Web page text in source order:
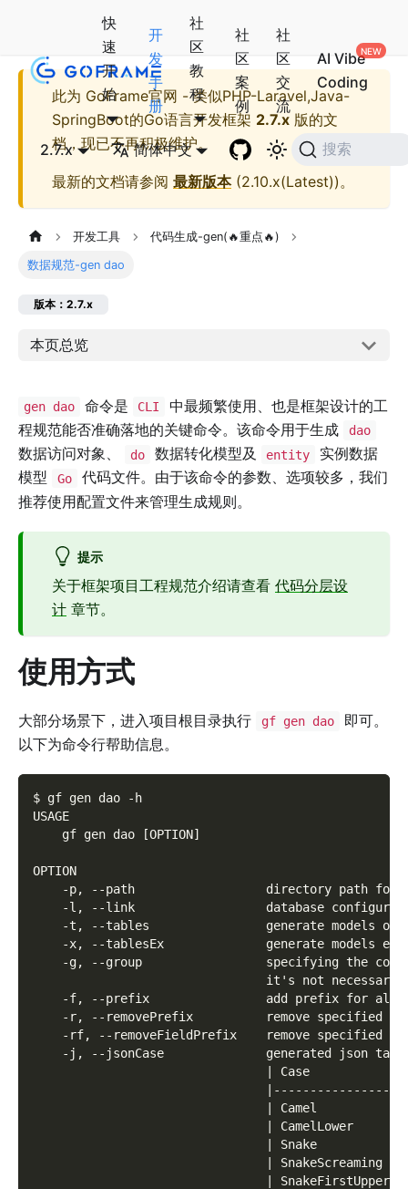
快
速
开
始
开
发
手
册
社
区
教
程
社
区
案
例
社
区
交
流
AI Vibe
Coding
2.7.x 简体中文 搜索
此为 GoFrame官网 - 类似PHP-Laravel,Java-
SpringBoot的Go语言开发框架 2.7.x 版的文
档，现已不再积极维护。
最新的文档请参阅 最新版本(2.10.x(Latest))。
开发工具 代码生成-gen(🔥重点🔥)
数据规范-gen dao
版本：2.7.x
本页总览
gen dao 命令是 CLI
中最频繁使用、也是框架设计的工
程规范能否准确落地的关键命令。该命令用于生成
dao
数据访问对象、 do 数据转化模型及 entity
实例数据
模型
Go
代码文件。由于该命令的参数、选项较多，我们
推荐使用配置文件来管理生成规则。
提示
关于框架项目工程规范介绍请查看 代码分层设
计 章节。
使用方式
大部分场景下，进入项目根目录执行 gf gen dao
即可。
以下为命令行帮助信息。
$ gf gen dao -h
USAGE
    gf gen dao [OPTION]
OPTION
-p, --path                  directory path for
-l, --link                  database
-t, --tables                generate models
-x, --tablesEx              generate models
-g, --group                 specifying the
it's not necessary
-f, --prefix                add prefix for all
-r, --removePrefix          remove specified
-rf, --removeFieldPrefix    remove specified
-j, --jsonCase              generated json tag
| Case
|----------------
| Camel
| CamelLower
| Snake
| SnakeScreaming
| SnakeFirstUpper